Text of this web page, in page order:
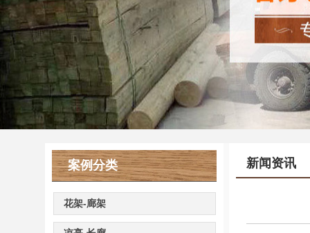
案例分类
花架-廊架
新闻资讯